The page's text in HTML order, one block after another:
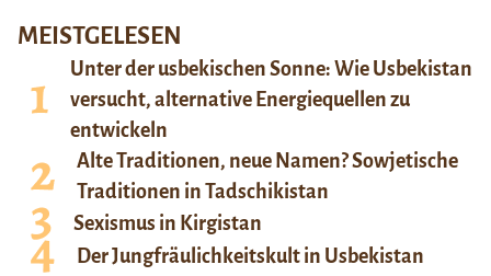
MEISTGELESEN
Unter der usbekischen Sonne: Wie Usbekistan
versucht, alternative Energiequellen zu
entwickeln
Alte Traditionen, neue Namen? Sowjetische
Traditionen in Tadschikistan
Sexismus in Kirgistan
Der Jungfräulichkeitskult in Usbekistan